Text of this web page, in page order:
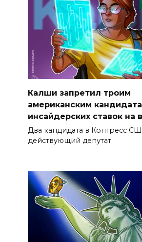
Калши запретил троим
американским
инсайдерских ставок на
Два кандидата в Конгресс
действующий депутат